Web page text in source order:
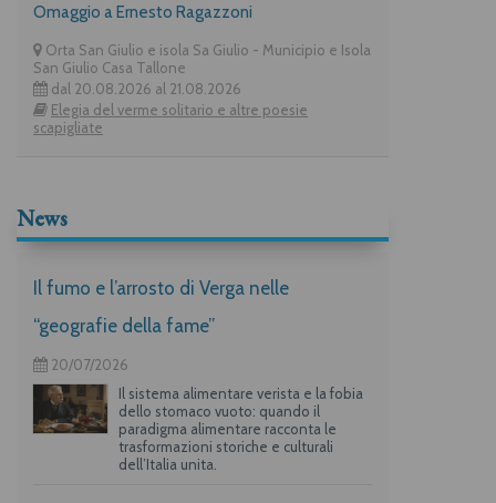
Omaggio a Ernesto Ragazzoni
Orta San Giulio e isola Sa Giulio - Municipio e Isola
San Giulio Casa Tallone
dal 20.08.2026 al 21.08.2026
Elegia del verme solitario e altre poesie
scapigliate
News
Il fumo e l’arrosto di Verga nelle
“geografie della fame”
20/07/2026
Il sistema alimentare verista e la fobia
dello stomaco vuoto: quando il
paradigma alimentare racconta le
trasformazioni storiche e culturali
dell’Italia unita.